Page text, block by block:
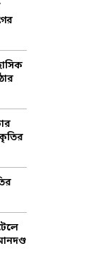
R
C
H